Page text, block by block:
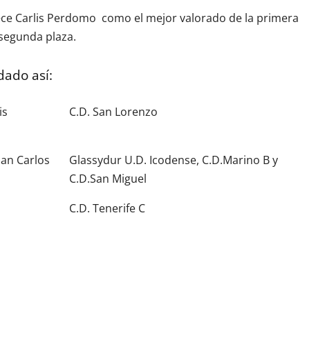
Carlis Perdomo como el mejor valorado de la primera
plaza.
así:
C.D. San Lorenzo
Carlos
Glassydur U.D. Icodense, C.D.Marino B y
C.D.San Miguel
C.D. Tenerife C